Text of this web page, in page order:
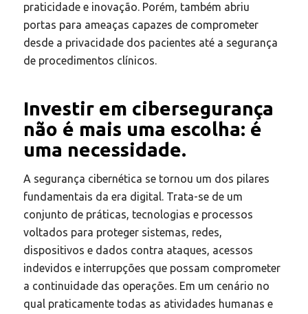
praticidade e inovação. Porém, também abriu
portas para ameaças capazes de comprometer
desde a privacidade dos pacientes até a segurança
de procedimentos clínicos.
Investir em cibersegurança
não é mais uma escolha: é
uma necessidade.
A segurança cibernética se tornou um dos pilares
fundamentais da era digital. Trata-se de um
conjunto de práticas, tecnologias e processos
voltados para proteger sistemas, redes,
dispositivos e dados contra ataques, acessos
indevidos e interrupções que possam comprometer
a continuidade das operações. Em um cenário no
qual praticamente todas as atividades humanas e